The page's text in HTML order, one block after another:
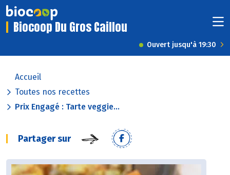
Biocoop Du Gros Caillou
Ouvert jusqu'à 19:30
Accueil
Toutes nos recettes
Prix Engagé : Tarte veggie...
Partager sur